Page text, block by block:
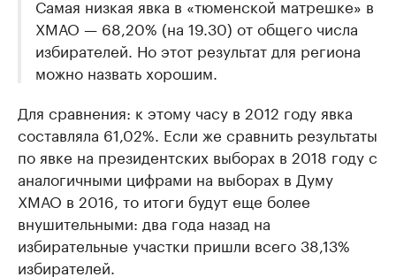
Самая низкая явка в «тюменской матрешке» в
ХМАО — 68,20% (на 19.30) от общего числа
избирателей. Но этот результат для региона
можно назвать хорошим.
Для сравнения: к этому часу в 2012 году явка
составляла 61,02%. Если же сравнить результаты
по явке на президентских выборах в 2018 году с
аналогичными цифрами на выборах в Думу
ХМАО в 2016, то итоги будут еще более
внушительными: два года назад на
избирательные участки пришли всего 38,13%
избирателей.